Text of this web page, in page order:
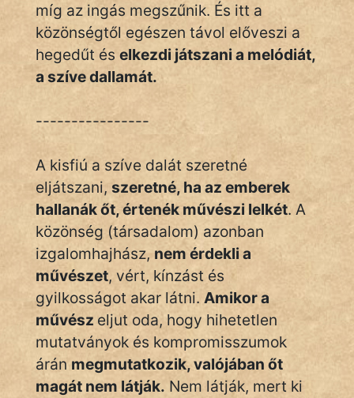
míg az ingás megszűnik. És itt a
közönségtől egészen távol előveszi a
hegedűt és elkezdi játszani a melódiát,
a szíve dallamát.
----------------
A kisfiú a szíve dalát szeretné
eljátszani, szeretné, ha az emberek
hallanák őt, értenék művészi lelkét. A
közönség (társadalom) azonban
izgalomhajhász, nem érdekli a
művészet, vért, kínzást és
gyilkosságot akar látni. Amikor a
művész eljut oda, hogy hihetetlen
mutatványok és kompromisszumok
árán megmutatkozik, valójában őt
magát nem látják. Nem látják, mert ki